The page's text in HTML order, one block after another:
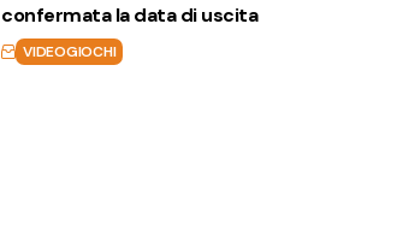
confermata la data di uscita
VIDEOGIOCHI